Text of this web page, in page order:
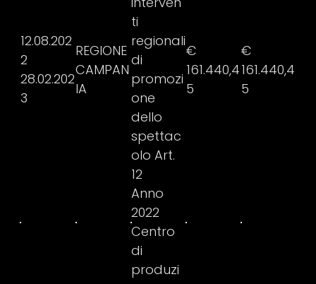
12.08.202
2
28.02.202
3
REGIONE
CAMPAN
IA
ti
regionali
di
promozi
one
dello
spettac
olo Art.
12
Anno
2022
€
161.440,4
5
€
161.440,4
5
Centro
di
produzi